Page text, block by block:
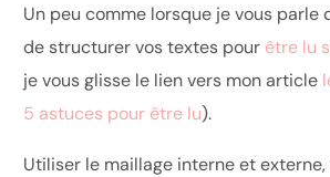
Un peu comme lorsque je vous parle
de structurer vos textes pour être lu
je vous glisse le lien vers mon article
5 astuces pour être lu).
Utiliser le maillage interne et externe,